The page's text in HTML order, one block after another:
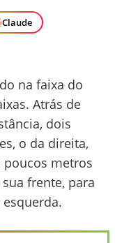
Claude
na faixa do
Atrás de
dois
o da direita,
poucos metros
frente, para